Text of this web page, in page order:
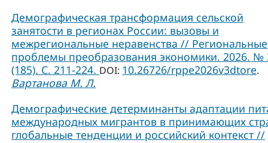
Демографическая трансформация сельской
занятости в регионах России: вызовы и
межрегиональные неравенства // Региональные
проблемы преобразования экономики. 2026. №
(185). С. 211-224. DOI: 10.26726/rppe2026v3dtore.
Вартанова М. Л.
Демографические детерминанты адаптации
международных мигрантов в принимающих
глобальные тенденции и российский контекст //